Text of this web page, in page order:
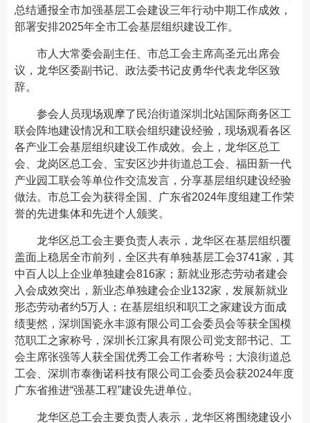
总结通报全市加强基层工会建设三年行动中期工作成效，
部署安排2025年全市工会基层组织建设工作。
市人大常委会副主任、市总工会主席高圣元出席会
议，龙华区委副书记、政法委书记皮勇华代表龙华区致
辞。
参会人员现场观摩了民治街道深圳北站国际商务区工
联会阵地建设情况和工联会组织建设经验，现场观看各区
各产业工会基层组织建设工作成效。会上，龙华区总工
会、龙岗区总工会、宝安区沙井街道总工会、福田新一代
产业园工联会等单位作交流发言，分享基层组织建设经验
做法。市总工会为获得全国、广东省2024年度组建工作荣
誉的先进集体和先进个人颁奖。
龙华区总工会主要负责人表示，龙华区在基层组织覆
盖面上稳居全市前列，全区共有单独基层工会3741家，其
中百人以上企业单独建会816家；新就业形态劳动者建会
入会成效突出，新业态单独建会企业132家，发展新就业
形态劳动者约5万人；在基层组织和职工之家建设方面成
绩斐然，深圳国瓷永丰源有限公司工会委员会等获全国模
范职工之家称号，深圳长江家具有限公司党支部书记、工
会主席张强等人获全国优秀工会工作者称号；大浪街道总
工会、深圳市泰衡诺科技有限公司工会委员会获2024年度
广东省推进“强基工程”建设先进单位。
龙华区总工会主要负责人表示，龙华区将围绕建设小